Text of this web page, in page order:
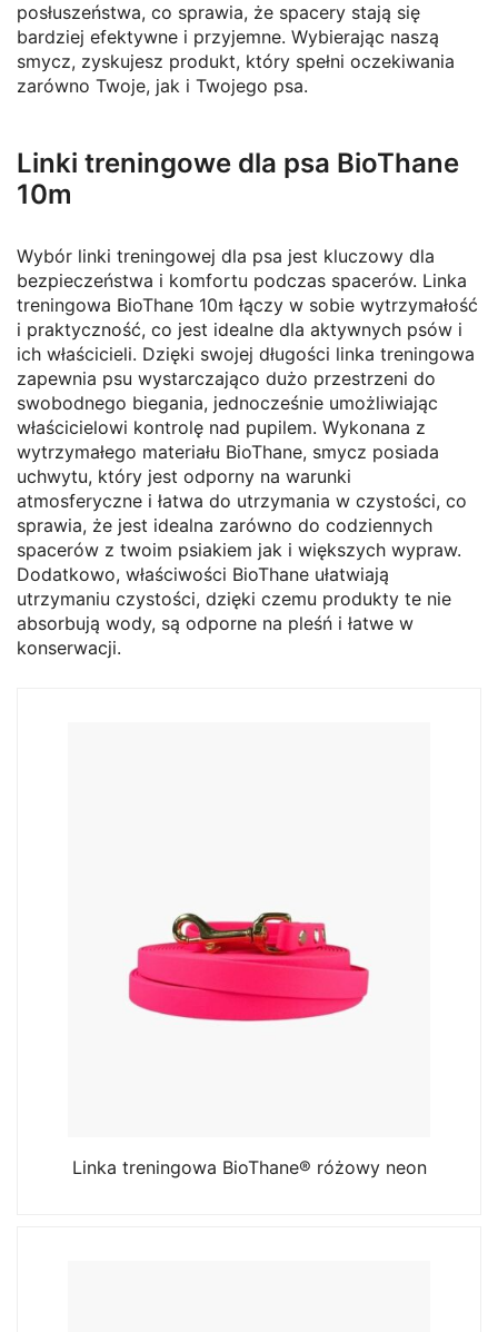
posłuszeństwa, co sprawia, że spacery stają się
bardziej efektywne i przyjemne. Wybierając naszą
smycz, zyskujesz produkt, który spełni oczekiwania
zarówno Twoje, jak i Twojego psa.
Linki treningowe dla psa BioThane
10m
Wybór linki treningowej dla psa jest kluczowy dla
bezpieczeństwa i komfortu podczas spacerów. Linka
treningowa BioThane 10m łączy w sobie wytrzymałość
i praktyczność, co jest idealne dla aktywnych psów i
ich właścicieli. Dzięki swojej długości linka treningowa
zapewnia psu wystarczająco dużo przestrzeni do
swobodnego biegania, jednocześnie umożliwiając
właścicielowi kontrolę nad pupilem. Wykonana z
wytrzymałego materiału BioThane, smycz posiada
uchwytu, który jest odporny na warunki
atmosferyczne i łatwa do utrzymania w czystości, co
sprawia, że jest idealna zarówno do codziennych
spacerów z twoim psiakiem jak i większych wypraw.
Dodatkowo, właściwości BioThane ułatwiają
utrzymaniu czystości, dzięki czemu produkty te nie
absorbują wody, są odporne na pleśń i łatwe w
konserwacji.
Linka treningowa BioThane® różowy neon